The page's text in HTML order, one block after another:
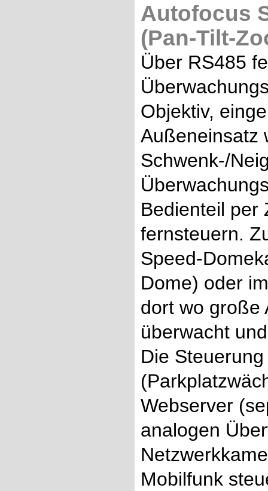
Autofocus
(Pan-Tilt-
Über RS485
Objektiv,
Außeneinsatz
Schwenk-/
Bedienteil per
fernsteuern.
Speed-
Dome) oder
dort wo große
überwacht
Die
Webserver
analogen
Mobilfunk